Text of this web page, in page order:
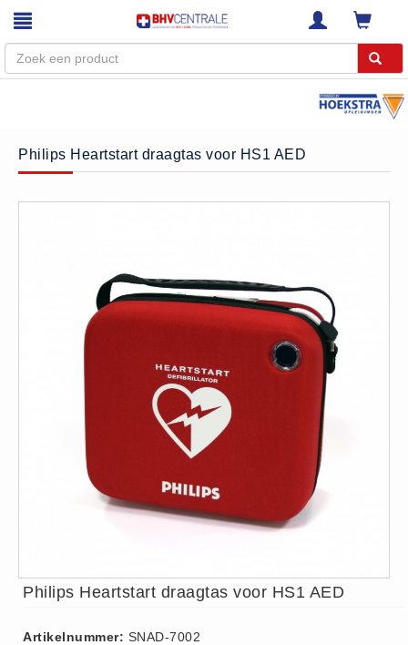
Home
Webshop
Trainingen
Keuringen
Bedrijfsnoodplannen
ISO 9001 Begeleiding
Inspectiecentrale
Ons Team
Privacy
Philips Heartstart draagtas voor HS1 AED
Philips Heartstart draagtas voor HS1 AED
Artikelnummer: SNAD-7002